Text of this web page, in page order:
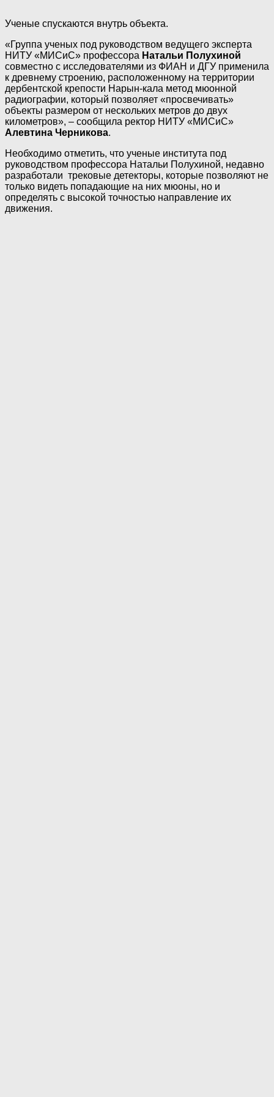
Ученые спускаются внутрь объекта.
«Группа ученых под руководством ведущего эксперта
НИТУ «МИСиС» профессора Натальи Полухиной
совместно с исследователями из ФИАН и ДГУ применила
к древнему строению, расположенному на территории
дербентской крепости Нарын-кала метод мюонной
радиографии, который позволяет «просвечивать»
объекты размером от нескольких метров до двух
километров», – сообщила ректор НИТУ «МИСиС»
Алевтина Черникова.
Необходимо отметить, что ученые института под
руководством профессора Натальи Полухиной, недавно
разработали трековые детекторы, которые позволяют не
только видеть попадающие на них мюоны, но и
определять с высокой точностью направление их
движения.